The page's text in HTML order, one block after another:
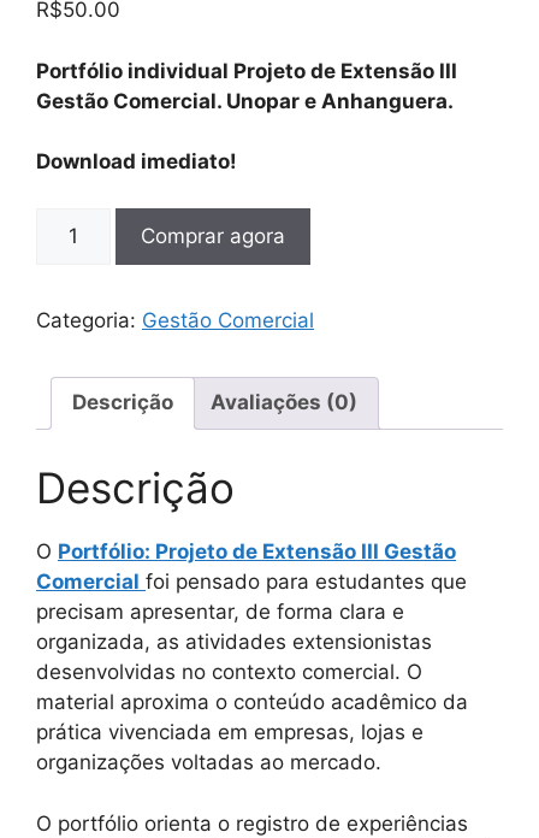
R$50.00
Portfólio individual Projeto de Extensão III
Gestão Comercial. Unopar e Anhanguera.
Download imediato!
Comprar agora
Categoria: Gestão Comercial
Descrição Avaliações (0)
Descrição
O Portfólio: Projeto de Extensão III Gestão
Comercial foi pensado para estudantes que
precisam apresentar, de forma clara e
organizada, as atividades extensionistas
desenvolvidas no contexto comercial. O
material aproxima o conteúdo acadêmico da
prática vivenciada em empresas, lojas e
organizações voltadas ao mercado.
O portfólio orienta o registro de experiências